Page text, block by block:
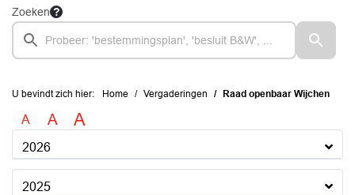
Zoeken
U bevindt zich hier: Home Vergaderingen Raad openbaar Wijchen
A A A
2026
2025